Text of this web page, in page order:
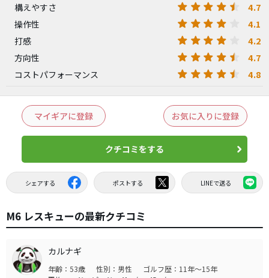
構えやすさ 4.7
操作性 4.1
打感 4.2
方向性 4.7
コストパフォーマンス 4.8
マイギアに登録 お気に入りに登録
クチコミをする
シェアする ポストする LINEで送る
M6 レスキューの最新クチコミ
カルナギ
年齢：53歳 性別：男性
ゴルフ歴：11年～15年